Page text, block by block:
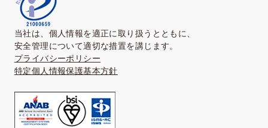
当社は、個人情報を適正に取り扱うとともに、
安全管理について適切な措置を講じます。
プライバシーポリシー
特定個人情報保護基本方針